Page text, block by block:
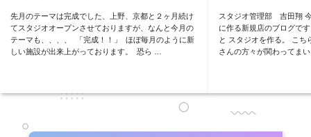
先月のテーマは完成でした、上野、京都と２ヶ月続け
てスタジオオープンさせておりますが、なんと今月の
テーマも、、、、 「完成！！」 ほぼ毎月のように新
しい施設が出来上がっております。 恐ら …
スタジオ管理部 吉田翔
に作る新規店のブログで
と スタジオを作る。 こち
さんの方々が関わってま